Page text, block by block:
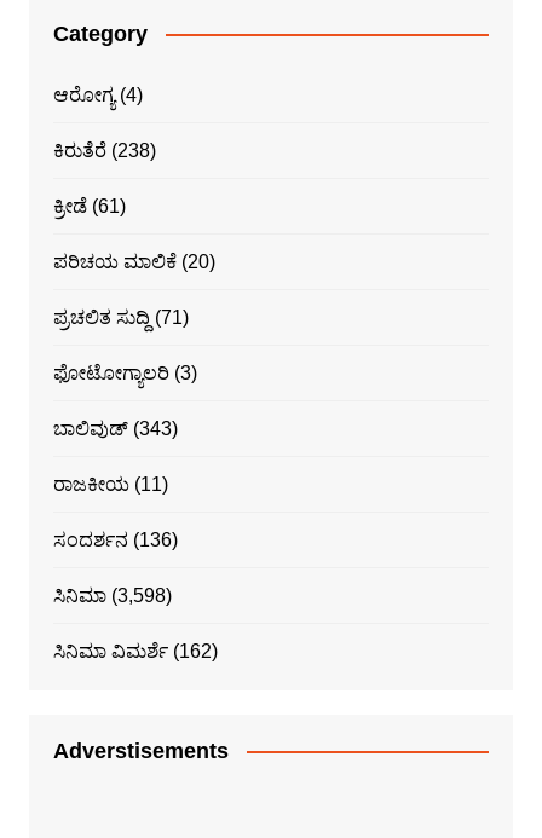
Category
ಆರೋಗ್ಯ(4)
ಕಿರುತೆರೆ(238)
ಕ್ರೀಡೆ(61)
ಪರಿಚಯ ಮಾಲಿಕೆ(20)
ಪ್ರಚಲಿತ ಸುದ್ದಿ (71)
ಫೋಟೋಗ್ಯಾಲರಿ(3)
ಬಾಲಿವುಡ್(343)
ರಾಜಕೀಯ(11)
ಸಂದರ್ಶನ (136)
ಸಿನಿಮಾ(3,598)
ಸಿನಿಮಾ ವಿಮರ್ಶೆ(162)
Adverstisements